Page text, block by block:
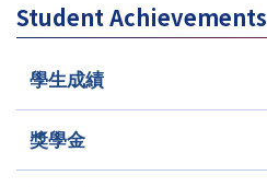
Student Achievements
學生成績
獎學金